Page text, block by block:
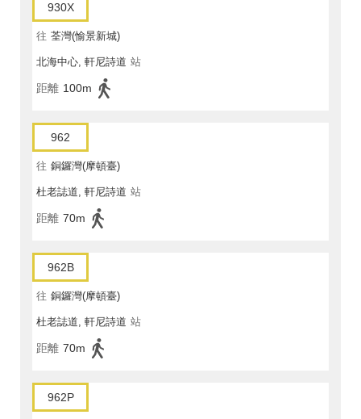
930X
往 荃灣(愉景新城)
北海中心, 軒尼詩道 站
距離 100m
962
往 銅鑼灣(摩頓臺)
杜老誌道, 軒尼詩道 站
距離 70m
962B
往 銅鑼灣(摩頓臺)
杜老誌道, 軒尼詩道 站
距離 70m
962P